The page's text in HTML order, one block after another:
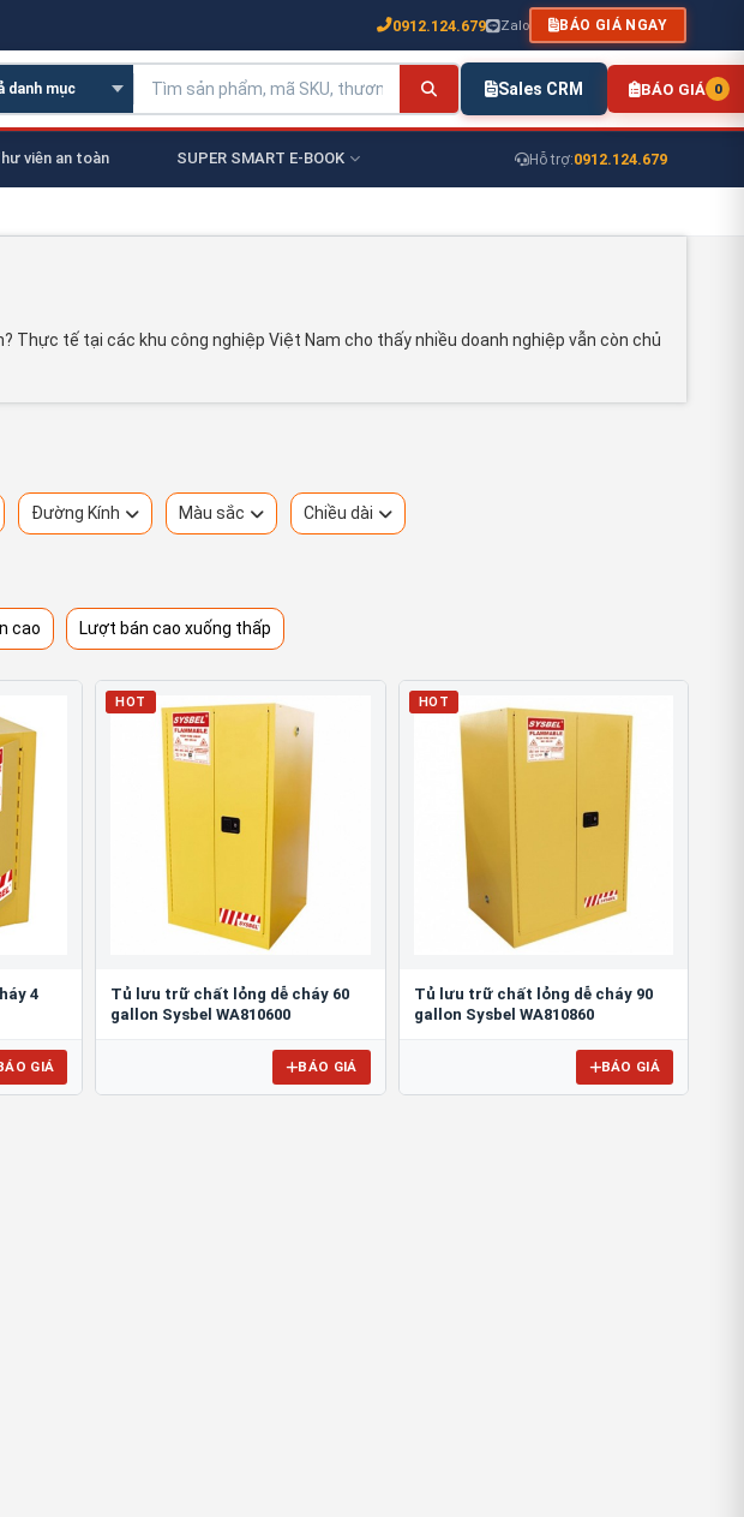
0912.124.679 Zalo BÁO GIÁ NGAY
Sales CRM BÁO GIÁ 0
viên an toàn SUPER SMART E-BOOK Hỗ trợ:0912.124.679
Thực tế tại các khu công nghiệp Việt Nam cho thấy nhiều doanh nghiệp vẫn còn chủ
Đường Kính Màu sắc Chiều dài
cao Lượt bán cao xuống thấp
4
GIÁ
HOT
Tủ lưu trữ chất lỏng dễ cháy 60
gallon Sysbel WA810600
BÁO GIÁ
HOT
Tủ lưu trữ chất lỏng dễ cháy 90
gallon Sysbel WA810860
BÁO GIÁ